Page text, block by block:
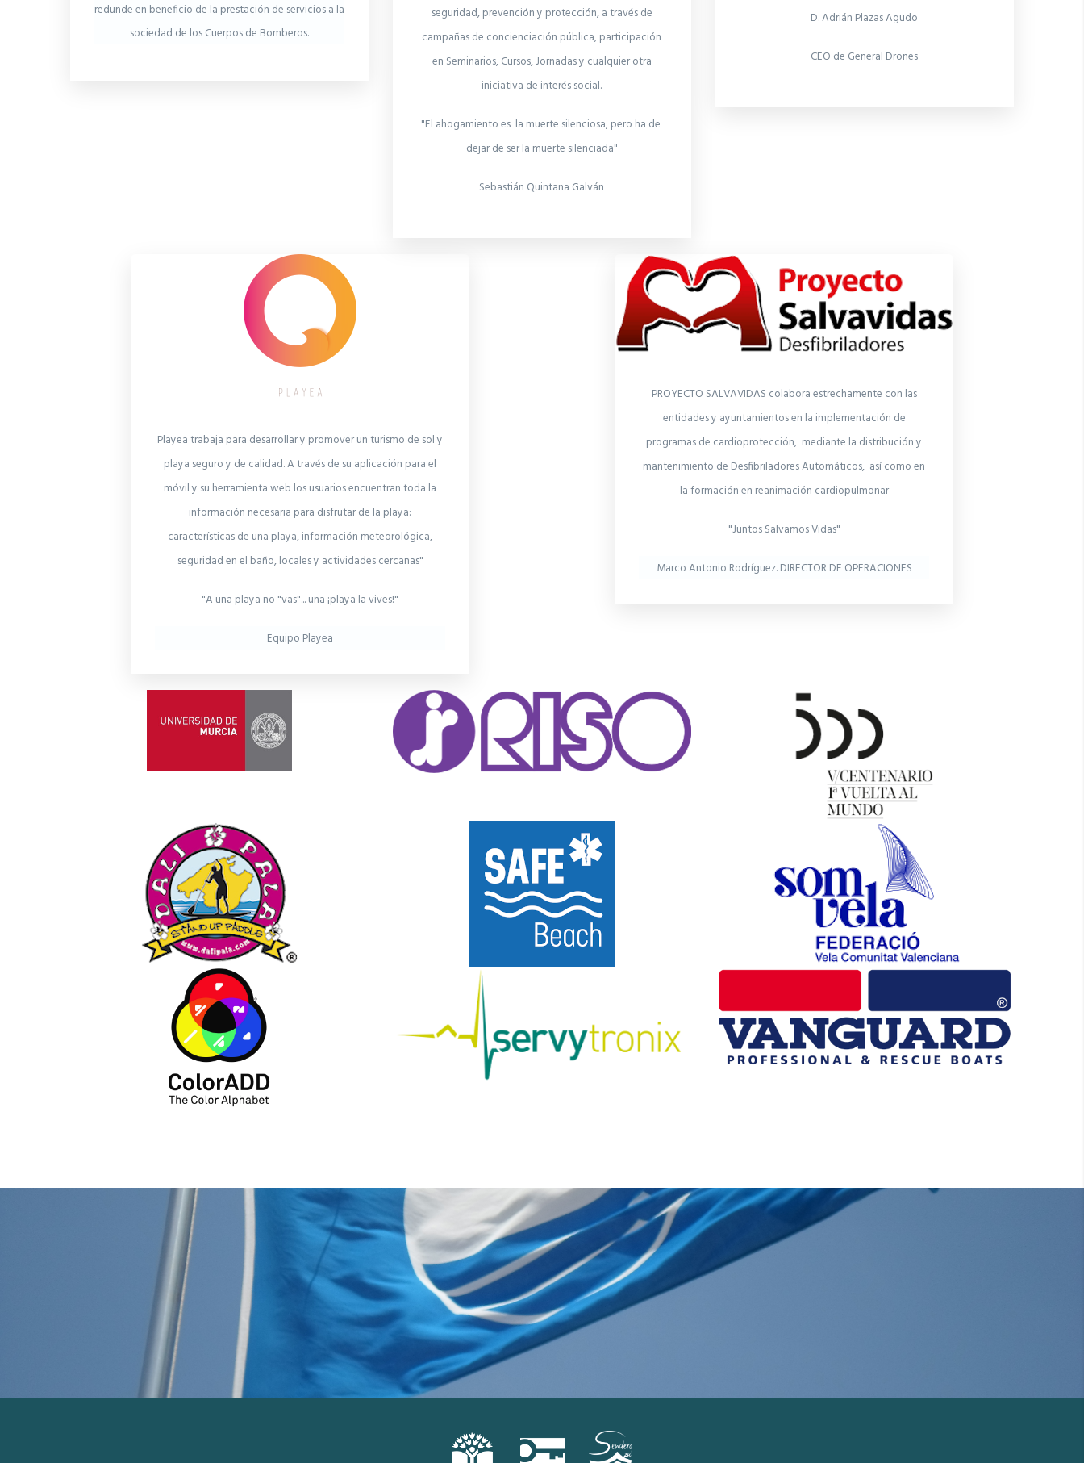
redunde en beneficio de la prestación de servicios a la
sociedad de los Cuerpos de Bomberos.
seguridad, prevención y protección, a través de
campañas de concienciación pública, participación
en Seminarios, Cursos, Jornadas y cualquier otra
iniciativa de interés social.
"El ahogamiento es la muerte silenciosa, pero ha de
dejar de ser la muerte silenciada"
Sebastián Quintana Galván
D. Adrián Plazas Agudo
CEO de General Drones
Playea trabaja para desarrollar y promover un turismo de sol y
playa seguro y de calidad. A través de su aplicación para el
móvil y su herramienta web los usuarios encuentran toda la
información necesaria para disfrutar de la playa:
características de una playa, información meteorológica,
seguridad en el baño, locales y actividades cercanas"
"A una playa no "vas"... una ¡playa la vives!"
Equipo Playea
PROYECTO SALVAVIDAS colabora estrechamente con las
entidades y ayuntamientos en la implementación de
programas de cardioprotección, mediante la distribución y
mantenimiento de Desfibriladores Automáticos, así como en
la formación en reanimación cardiopulmonar
"Juntos Salvamos Vidas"
Marco Antonio Rodríguez. DIRECTOR DE OPERACIONES